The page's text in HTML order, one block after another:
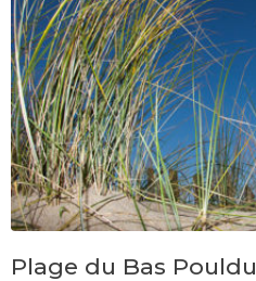
Plage du Bas Pouldu